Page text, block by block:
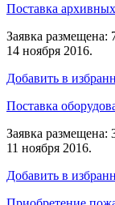
Поставка
Заявка размещена:
14 ноября 2016.
Добавить в
Поставка
Заявка размещена:
11 ноября 2016.
Добавить в